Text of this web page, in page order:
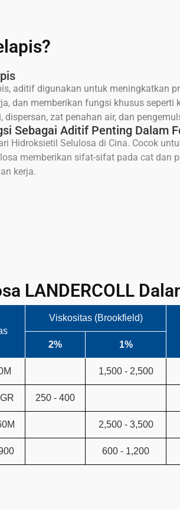
aditif digunakan untuk meningkatkan
dan memberikan fungsi khusus seperti
zat penahan air, dan
Sebagai Aditif Penting Dalam
Hidroksietil Selulosa di Cina. Cocok
memberikan sifat-sifat pada cat dan
kerja.
LANDERCOLL
Viskositas (Brookfield)
2%
1%
1,500 - 2,500
250 - 400
2,500 - 3,500
600 - 1,200